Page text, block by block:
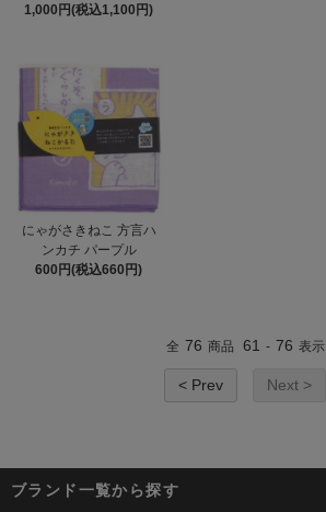
1,000円(税込1,100円)
にゃがさきねこ 方言ハ
ンカチ パープル
600円(税込660円)
全 76 商品 61 - 76 表示
< Prev Next >
ブランド一覧から探す